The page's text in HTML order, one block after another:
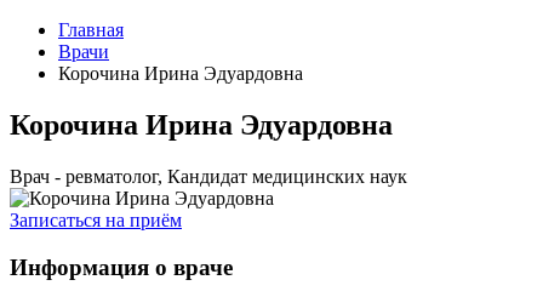
Главная
Врачи
Корочина Ирина Эдуардовна
Корочина Ирина Эдуардовна
Врач - ревматолог, Кандидат медицинских наук
Записаться на приём
Информация о враче